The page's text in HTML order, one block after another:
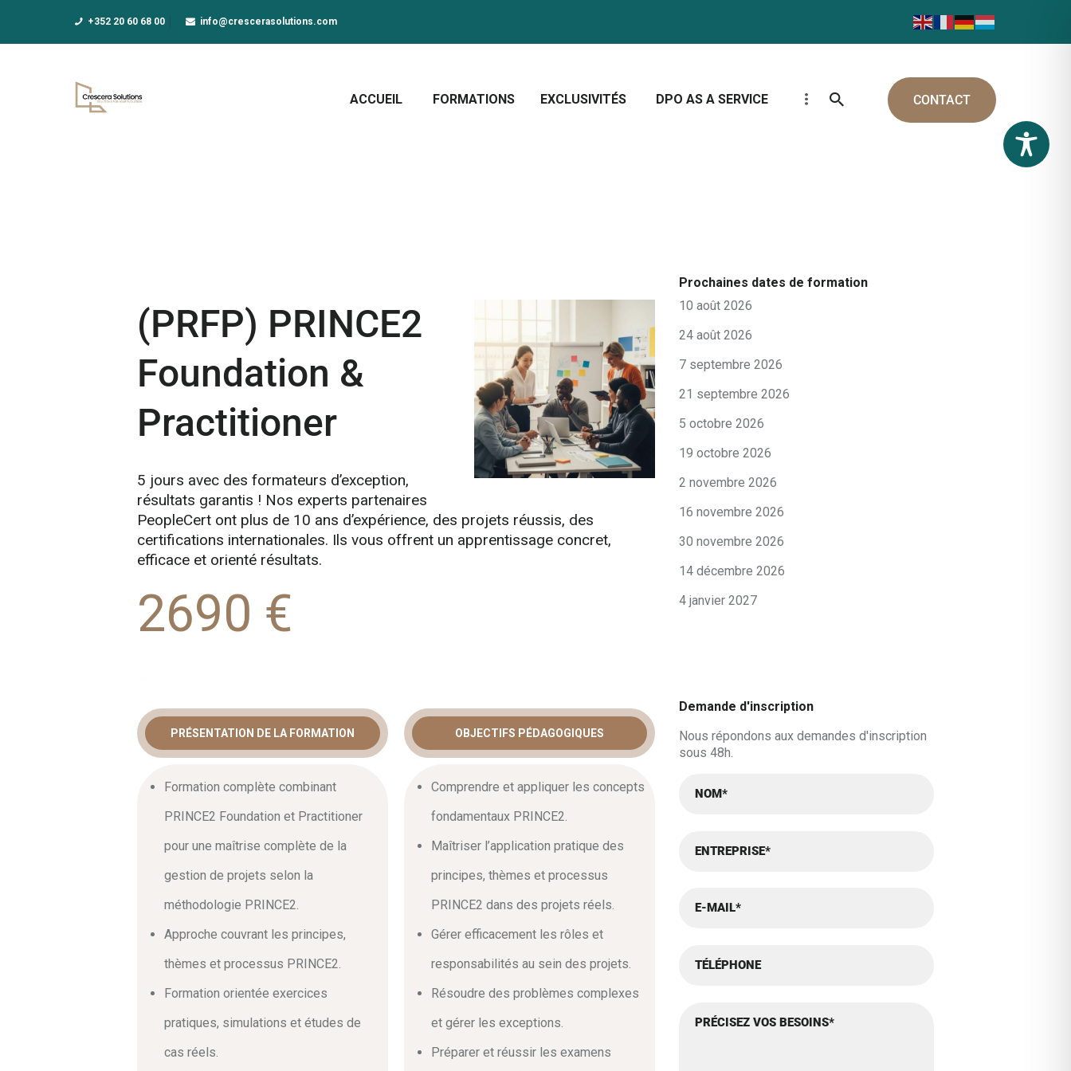
+352 20 60 68 00 info@crescerasolutions.com
ACCUEIL FORMATIONS EXCLUSIVITÉS DPO AS A SERVICE CONTACT
FORMATIONS
(PRFP) PRINCE2
Foundation &
Practitioner
5 jours avec des formateurs d’exception,
résultats garantis ! Nos experts partenaires
PeopleCert ont plus de 10 ans d’expérience, des projets réussis, des
certifications internationales. Ils vous offrent un apprentissage concret,
efficace et orienté résultats.
2690 €
FORMATION PRINCE2
FOUNDATION &
PRACTITIONER :
MAÎTRISEZ LA GESTION
DE PROJET
chefs de projet souhaitant formaliser leur expertise. Elle s’adresse aux managers et
de vosprojets complexes. Ainsi, ce cursus complet permet d’acquérir les compétences
nécessaires pour piloter avec rigueur tout type d’initiative.
PRÉSENTATION DE LA FORMATION
Formation complète combinant
PRINCE2 Foundation et Practitioner
pour une maîtrise complète de la
gestion de projets selon la
méthodologie PRINCE2.
Approche couvrant les principes,
thèmes et processus PRINCE2.
Formation orientée exercices
pratiques, simulations et études de
cas réels.
OBJECTIFS PÉDAGOGIQUES
Comprendre et appliquer les concepts
fondamentaux PRINCE2.
Maîtriser l’application pratique des
principes, thèmes et processus
PRINCE2 dans des projets réels.
Gérer efficacement les rôles et
responsabilités au sein des projets.
Résoudre des problèmes complexes
et gérer les exceptions.
Préparer et réussir les examens
Prochaines dates de formation
10 août 2026
24 août 2026
7 septembre 2026
21 septembre 2026
5 octobre 2026
19 octobre 2026
2 novembre 2026
16 novembre 2026
30 novembre 2026
14 décembre 2026
4 janvier 2027
Demande d'inscription
Nous répondons aux demandes d'inscription
sous 48h.